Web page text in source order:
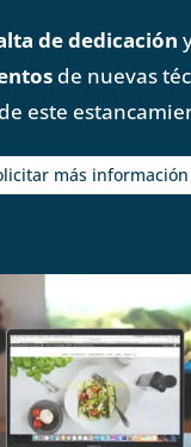
de dedicación
de nuevas
este
más información